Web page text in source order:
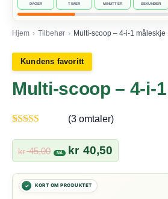
Hjem › Tilbehør › Multi-scoop – 4-i-1 måleskje
Kundens favoritt
Multi-scoop – 4-i-
av 5 basert på
kundevurderinger
(3omtaler)
kr45,00 Opprinnelig
pris
var:
kr 45,00.
kr 40,50
pris
er: